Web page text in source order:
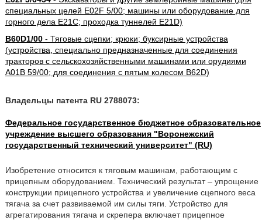
специальных целей E02F 5/00; машины или оборудование для
горного дела E21C; проходка туннелей E21D)
B60D1/00- Тяговые сцепки; крюки; буксирные устройства
(устройства, специально предназначенные для соединения
тракторов с сельскохозяйственными машинами или орудиями
A01B 59/00; для соединения с пятым колесом B62D)
Владельцы патента RU 2788073:
Федеральное государственное бюджетное образовательное
учреждение высшего образования "Воронежский
государственный технический университет" (RU)
Изобретение относится к тяговым машинам, работающим с
прицепным оборудованием. Технический результат – упрощение
конструкции прицепного устройства и увеличение сцепного веса
тягача за счет развиваемой им силы тяги. Устройство для
агрегатирования тягача и скрепера включает прицепное